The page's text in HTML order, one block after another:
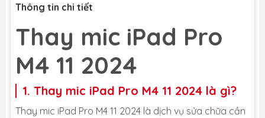
Thông tin chi tiết
Thay mic iPad Pro
M4 11 2024
1. Thay mic iPad Pro M4 11 2024 là gì?
Thay mic iPad Pro M4 11 2024 là dịch vụ sửa chữa cần